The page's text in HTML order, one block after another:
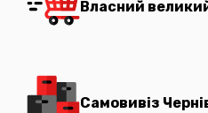
Власний
Самовивіз